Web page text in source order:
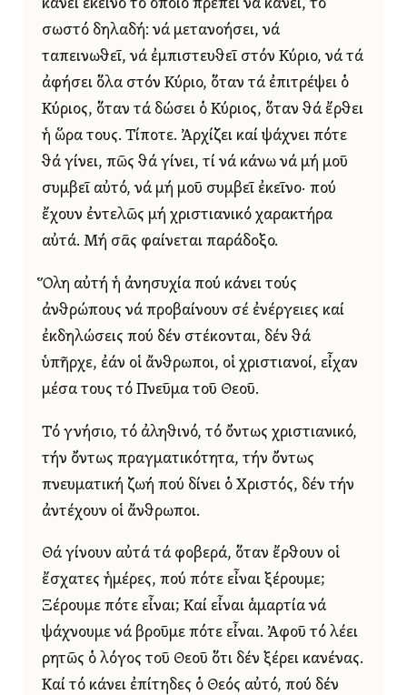
κάνει ἐκεῖνο τό ὁποῖο πρέπει νά κάνει, τό
σωστό δηλαδή: νά μετανοήσει, νά
ταπεινωθεῖ, νά ἐμπιστευθεῖ στόν Κύριο, νά τά
ἀφήσει ὅλα στόν Κύριο, ὅταν τά ἐπιτρέψει ὁ
Κύριος, ὅταν τά δώσει ὁ Κύριος, ὅταν θά ἔρθει
ἡ ὥρα τους. Τίποτε. Ἀρχίζει καί ψάχνει πότε
θά γίνει, πῶς θά γίνει, τί νά κάνω νά μή μοῦ
συμβεῖ αὐτό, νά μή μοῦ συμβεῖ ἐκεῖνο· πού
ἔχουν ἐντελῶς μή χριστιανικό χαρακτήρα
αὐτά. Μή σᾶς φαίνεται παράδοξο.
Ὅλη αὐτή ἡ ἀνησυχία πού κάνει τούς
ἀνθρώπους νά προβαίνουν σέ ἐνέργειες καί
ἐκδηλώσεις πού δέν στέκονται, δέν θά
ὑπῆρχε, ἐάν οἱ ἄνθρωποι, οἱ χριστιανοί, εἶχαν
μέσα τους τό Πνεῦμα τοῦ Θεοῦ.
Τό γνήσιο, τό ἀληθινό, τό ὄντως χριστιανικό,
τήν ὄντως πραγματικότητα, τήν ὄντως
πνευματική ζωή πού δίνει ὁ Χριστός, δέν τήν
ἀντέχουν οἱ ἄνθρωποι.
Θά γίνουν αὐτά τά φοβερά, ὅταν ἔρθουν οἱ
ἔσχατες ἡμέρες, πού πότε εἶναι ξέρουμε;
Ξέρουμε πότε εἶναι; Καί εἶναι ἁμαρτία νά
ψάχνουμε νά βροῦμε πότε εἶναι. Ἀφοῦ τό λέει
ρητῶς ὁ λόγος τοῦ Θεοῦ ὅτι δέν ξέρει κανένας.
Καί τό κάνει ἐπίτηδες ὁ Θεός αὐτό, πού δέν